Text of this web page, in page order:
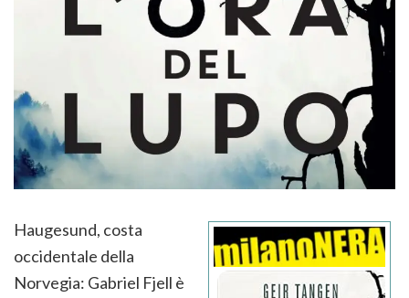
Haugesund, costa
occidentale della
Norvegia: Gabriel Fjell è